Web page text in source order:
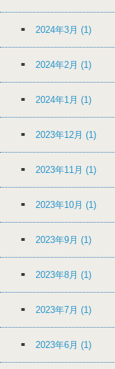
2024年3月 (1)
2024年2月 (1)
2024年1月 (1)
2023年12月 (1)
2023年11月 (1)
2023年10月 (1)
2023年9月 (1)
2023年8月 (1)
2023年7月 (1)
2023年6月 (1)